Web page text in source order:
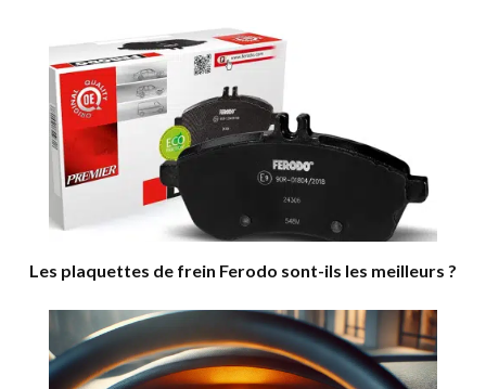
Les plaquettes de frein Ferodo sont-ils les meilleurs ?